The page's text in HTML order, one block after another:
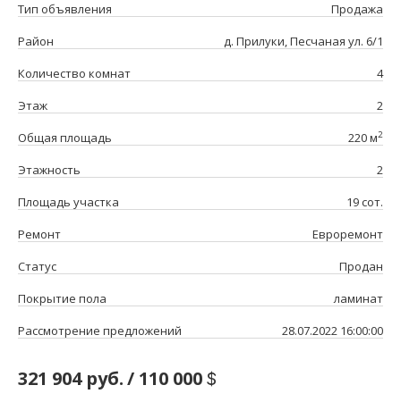
Тип объявления
Продажа
Район
д. Прилуки, Песчаная ул. 6/1
Количество комнат
4
Этаж
2
Общая площадь
220 м2
Этажность
2
Площадь участка
19 сот.
Ремонт
Евроремонт
Статус
Продан
Покрытие пола
ламинат
Рассмотрение предложений
28.07.2022 16:00:00
321 904 руб./ 110 000